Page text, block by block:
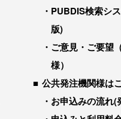
PUBDIS検索シ
版)
ご意見・ご要望
様）
公共発注機関様は
お申込みの流れ(